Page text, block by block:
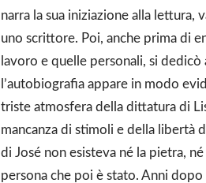
narra la sua iniziazione alla
uno scrittore. Poi, anche prima di
lavoro e quelle personali, si
l’autobiografia appare in modo
triste atmosfera della dittatura di
mancanza di stimoli e della libertà
di José non esisteva né la pietra,
persona che poi è stato. Anni